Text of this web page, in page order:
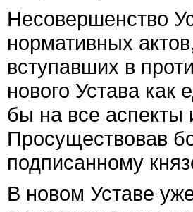
Несовершенство
нормативных
вступавших в
нового Устава как
бы на все аспекты
Просуществовав
подписанному
В новом Уставе